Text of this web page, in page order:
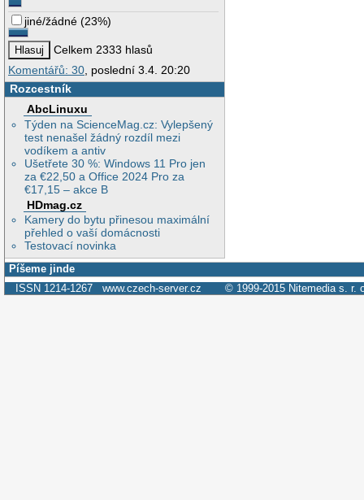
jiné/žádné (23%)
Celkem 2333 hlasů
Komentářů: 30, poslední 3.4. 20:20
Rozcestník
AbcLinuxu
Týden na ScienceMag.cz: Vylepšený
test nenašel žádný rozdíl mezi
vodíkem a antiv
Ušetřete 30 %: Windows 11 Pro jen
za €22,50 a Office 2024 Pro za
€17,15 – akce B
HDmag.cz
Kamery do bytu přinesou maximální
přehled o vaší domácnosti
Testovací novinka
Píšeme jinde
ISSN 1214-1267 www.czech-server.cz © 1999-2015 Nitemedia s. r.